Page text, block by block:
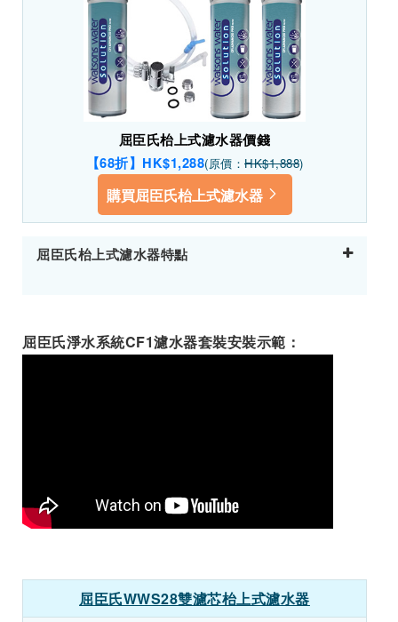
屈臣氏枱上式濾水器價錢
【68折】HK$1,288(原價： HK$1,888)
購買屈臣氏枱上式濾水器
屈臣氏枱上式濾水器特點
屈臣氏淨水系統CF1濾水器套裝安裝示範：
屈臣氏WWS28雙濾芯枱上式濾水器